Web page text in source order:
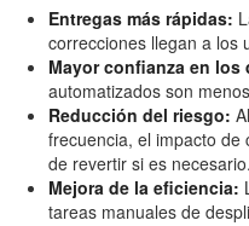
Entregas más rápidas:
correcciones llegan a los
Mayor confianza en los
automatizados son
Reducción del riesgo:
frecuencia, el impacto de
de revertir si es necesario.
Mejora de la eficiencia:
tareas manuales de